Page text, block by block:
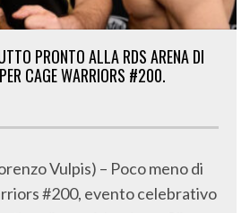
CAGE WARRIORS #200.
#200, evento celebrativo
di mma irlandese. Gli